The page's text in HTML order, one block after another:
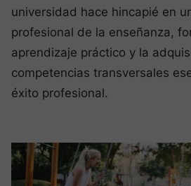
universidad hace hincapié en
profesional de la enseñanza,
aprendizaje práctico y la
competencias transversales
éxito profesional.